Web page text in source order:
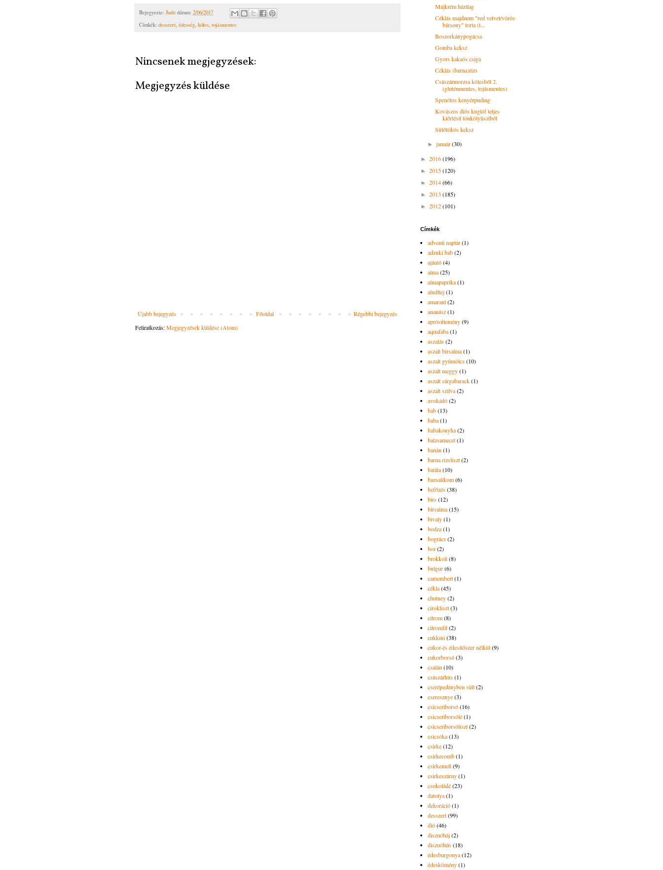
Bejegyezte: Judit dátum: 2/06/2017
Címkék: desszert, édesség, köles, tojásmentes
Nincsenek megjegyzések:
Megjegyzés küldése
Újabb bejegyzés Régebbi bejegyzés
Főoldal
Feliratkozás:Megjegyzések küldése (Atom)
Májkrém házilag
Céklás majdnem "red velvet/vörös
bársony" torta (t...
Boszorkánypogácsa
Gomba keksz
Gyors kakaós csiga
Céklás (barna)rizs
Császármorzsa kölesből 2.
(gluténmentes, tojásmentes)
Spenótos kenyérpuding
Kovászos diós kuglóf teljes
kiőrlésű tönkölylisztből
Sütőtökös keksz
►január(30)
► 2016(196)
► 2015(120)
► 2014(66)
► 2013 (185)
► 2012(101)
Címkék
adventi naptár(1)
adzuki bab(2)
ajánló(4)
alma(25)
almapaprika(1)
aludttej(1)
amarant(2)
ananász(1)
aprósütemény(9)
aquafaba(1)
aszalás(2)
aszalt birsalma(1)
aszalt gyümölcs(10)
aszalt meggy(1)
aszalt sárgabarack(1)
aszalt szilva(2)
avokádó(2)
bab(13)
baba(1)
babakonyha(2)
balzsamecet(1)
banán(1)
barna rizsliszt(2)
batáta(10)
bazsalikom(6)
befőzés(38)
birs(12)
birsalma(15)
bivaly(1)
bodza(1)
bogrács(2)
bor(2)
brokkoli(8)
bulgur(6)
camembert(1)
cékla(45)
chutney(2)
cirokliszt(3)
citrom(8)
citromfű(2)
cukkini(38)
cukor-és édesítőszer nélkül(9)
cukorborsó(3)
csalán(10)
császárhús(1)
cserépedényben sült(2)
cseresznye(3)
csicseriborsó(16)
csicseriborsólé(1)
csicseriborsóliszt(2)
csicsóka(13)
csirke(12)
csirkecomb(1)
csirkemell(9)
csirkeszárny(1)
csokoládé(23)
datolya(1)
dekoráció(1)
desszert(99)
dió(46)
disznóháj(2)
disznóhús(18)
édesburgonya(12)
édeskömény(1)